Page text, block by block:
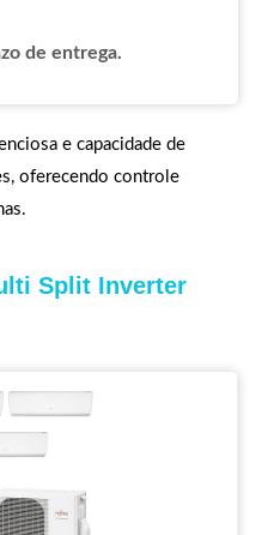
de entrega.
e capacidade de
oferecendo controle
Split Inverter